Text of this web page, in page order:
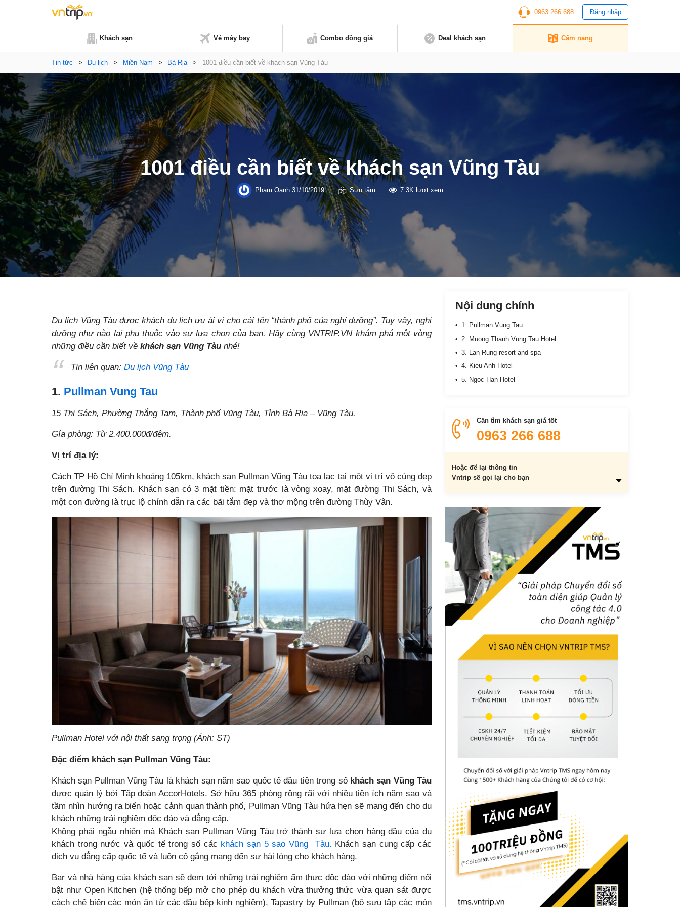
0963 266 688 Đăng nhập
Khách sạn Vé máy bay Combo đồng giá Deal khách sạn Cẩm nang
Tin tức > Du lịch > Miền Nam > Bà Rịa > 1001 điều cần biết về khách sạn Vũng Tàu
1001 điều cần biết về khách sạn Vũng Tàu
Phạm Oanh 31/10/2019 Sưu tầm 7.3K lượt xem
Du lịch Vũng Tàu được khách du lịch ưu ái ví cho cái tên “thành phố của nghỉ dưỡng”. Tuy vậy, nghỉ
dưỡng như nào lại phụ thuộc vào sự lựa chọn của bạn. Hãy cùng VNTRIP.VN khám phá một vòng
những điều cần biết về khách sạn Vũng Tàu nhé!
Tin liên quan:Du lịch Vũng Tàu
1. Pullman Vung Tau
15 Thi Sách, Phường Thắng Tam, Thành phố Vũng Tàu, Tỉnh Bà Rịa – Vũng Tàu.
Gía phòng: Từ 2.400.000đ/đêm.
Vị trí địa lý:
Cách TP Hồ Chí Minh khoảng 105km, khách sạn Pullman Vũng Tàu tọa lạc tại một vị trí vô cùng đẹp
trên đường Thi Sách. Khách sạn có 3 mặt tiền: mặt trước là vòng xoay, mặt đường Thi Sách, và
một con đường là trục lộ chính dẫn ra các bãi tắm đẹp và thơ mộng trên đường Thùy Vân.
Pullman Hotel với nội thất sang trọng (Ảnh: ST)
Đặc điểm khách sạn Pullman Vũng Tàu:
Khách sạn Pullman Vũng Tàu là khách sạn năm sao quốc tế đầu tiên trong số khách sạn Vũng Tàu
được quản lý bởi Tập đoàn AccorHotels. Sở hữu 365 phòng rộng rãi với nhiều tiện ích năm sao và
tầm nhìn hướng ra biển hoặc cảnh quan thành phố, Pullman Vũng Tàu hứa hẹn sẽ mang đến cho du
khách những trải nghiệm độc đáo và đẳng cấp.
Không phải ngẫu nhiên mà Khách sạn Pullman Vũng Tàu trở thành sự lựa chọn hàng đầu của du
khách trong nước và quốc tế trong số các khách sạn 5 sao Vũng Tàu. Khách sạn cung cấp các
dịch vụ đẳng cấp quốc tế và luôn cố gắng mang đến sự hài lòng cho khách hàng.
Bar và nhà hàng của khách sạn sẽ đem tới những trải nghiệm ẩm thực độc đáo với những điểm nổi
bật như Open Kitchen (hệ thống bếp mở cho phép du khách vừa thưởng thức vừa quan sát được
cách chế biến các món ăn từ các đầu bếp kinh nghiệm), Tapastry by Pullman (bộ sưu tập các món
Nội dung chính
1. Pullman Vung Tau
2. Muong Thanh Vung Tau Hotel
3. Lan Rung resort and spa
4. Kieu Anh Hotel
5. Ngoc Han Hotel
Cần tìm khách sạn giá tốt
0963 266 688
Hoặc để lại thông tin
Vntrip sẽ gọi lại cho bạn